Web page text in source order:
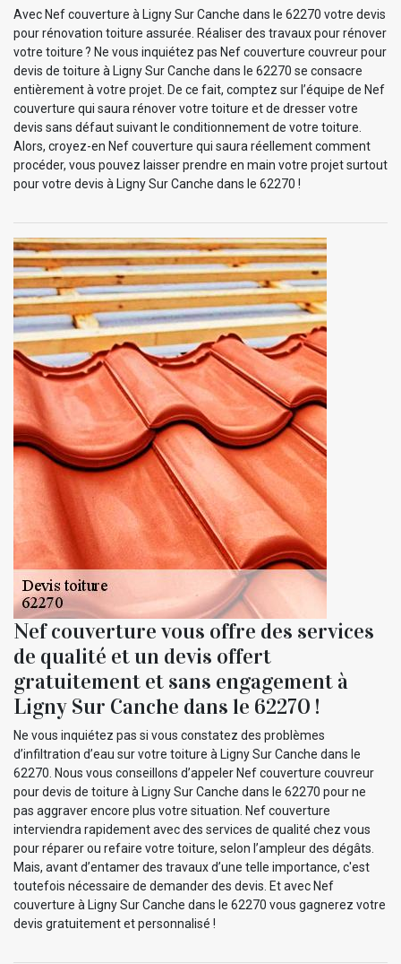
Avec Nef couverture à Ligny Sur Canche dans le 62270 votre devis
pour rénovation toiture assurée. Réaliser des travaux pour rénover
votre toiture ? Ne vous inquiétez pas Nef couverture couvreur pour
devis de toiture à Ligny Sur Canche dans le 62270 se consacre
entièrement à votre projet. De ce fait, comptez sur l’équipe de Nef
couverture qui saura rénover votre toiture et de dresser votre
devis sans défaut suivant le conditionnement de votre toiture.
Alors, croyez-en Nef couverture qui saura réellement comment
procéder, vous pouvez laisser prendre en main votre projet surtout
pour votre devis à Ligny Sur Canche dans le 62270 !
Nef couverture vous offre des services
de qualité et un devis offert
gratuitement et sans engagement à
Ligny Sur Canche dans le 62270 !
Ne vous inquiétez pas si vous constatez des problèmes
d’infiltration d’eau sur votre toiture à Ligny Sur Canche dans le
62270. Nous vous conseillons d’appeler Nef couverture couvreur
pour devis de toiture à Ligny Sur Canche dans le 62270 pour ne
pas aggraver encore plus votre situation. Nef couverture
interviendra rapidement avec des services de qualité chez vous
pour réparer ou refaire votre toiture, selon l’ampleur des dégâts.
Mais, avant d’entamer des travaux d’une telle importance, c'est
toutefois nécessaire de demander des devis. Et avec Nef
couverture à Ligny Sur Canche dans le 62270 vous gagnerez votre
devis gratuitement et personnalisé !